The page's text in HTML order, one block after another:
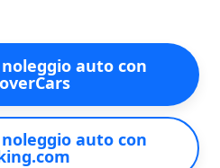
auto con
auto con